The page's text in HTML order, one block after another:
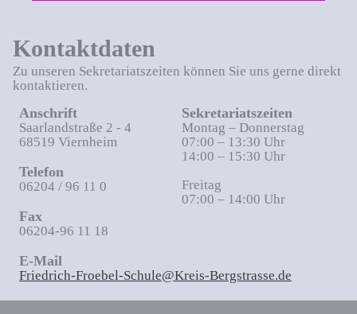
Kontaktdaten
Zu unseren Sekretariatszeiten können Sie uns gerne direkt
kontaktieren.
Anschrift
Saarlandstraße 2 - 4
68519 Viernheim
Telefon
06204 / 96 11 0
Fax
06204-96 11 18
Sekretariatszeiten
Montag – Donnerstag
07:00 – 13:30 Uhr
14:00 – 15:30 Uhr
Freitag
07:00 – 14:00 Uhr
E-Mail
Friedrich-Froebel-Schule@Kreis-Bergstrasse.de